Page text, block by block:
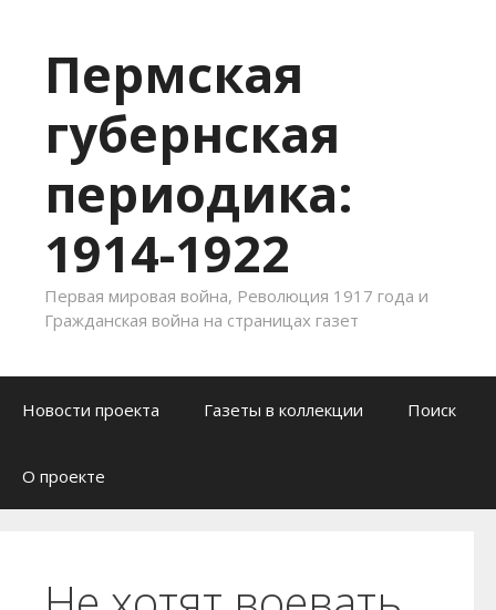
Пермская
губернская
периодика:
1914-1922
Первая мировая война, Революция 1917 года и
Гражданская война на страницах газет
Новости проекта
Газеты в коллекции Поиск
О проекте